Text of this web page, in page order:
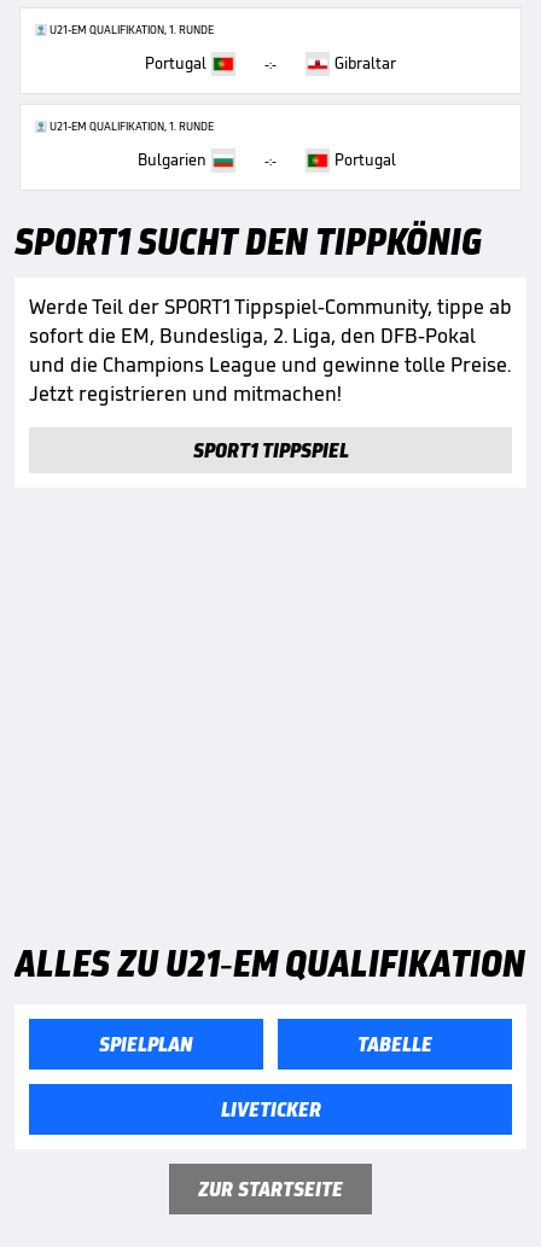
U21-EM QUALIFIKATION, 1. RUNDE
Portugal -:- Gibraltar
U21-EM QUALIFIKATION, 1. RUNDE
Bulgarien -:- Portugal
SPORT1 SUCHT DEN TIPPKÖNIG
Werde Teil der SPORT1 Tippspiel-Community, tippe ab
sofort die EM, Bundesliga, 2. Liga, den DFB-Pokal
und die Champions League und gewinne tolle Preise.
Jetzt registrieren und mitmachen!
SPORT1 TIPPSPIEL
ALLES ZU U21-EM QUALIFIKATION
SPIELPLAN TABELLE
LIVETICKER
ZUR STARTSEITE